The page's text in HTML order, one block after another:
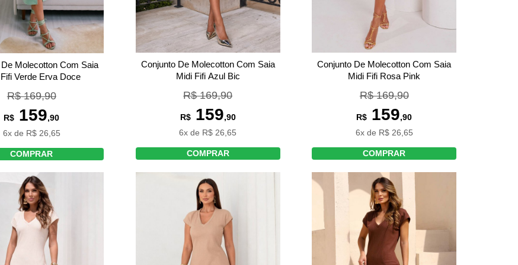
Molecotton Com Saia
Verde Erva Doce
R$ 169,90
R$ 159,90
6x de R$ 26,65
COMPRAR
Conjunto De Molecotton Com Saia
Midi Fifi Azul Bic
R$ 169,90
R$159,90
6x de R$ 26,65
COMPRAR
Conjunto De Molecotton Com Saia
Midi Fifi Rosa Pink
R$ 169,90
R$ 159,90
6x de R$ 26,65
COMPRAR